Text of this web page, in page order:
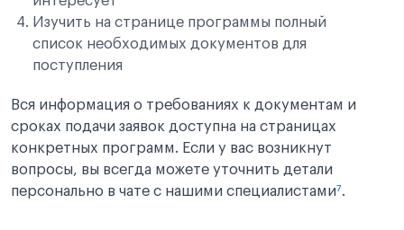
Изучить на странице программы полный
список необходимых документов для
поступления
Вся информация о требованиях к документам и
сроках подачи заявок доступна на страницах
конкретных программ. Если у вас возникнут
вопросы, вы всегда можете уточнить детали
персонально в чате с нашими специалистами⁷.